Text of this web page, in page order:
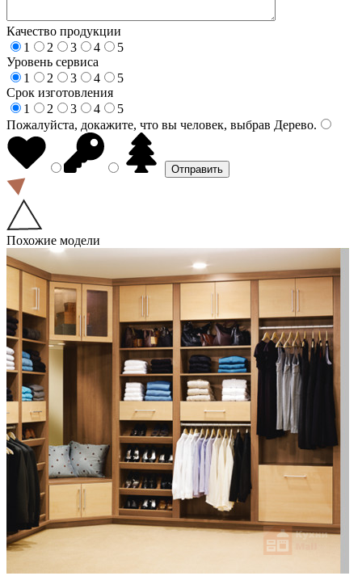
Качество продукции
1
2 3 4
5
Уровень сервиса
1
2 3 4
5
Срок изготовления
1
2 3 4
5
Пожалуйста, докажите, что вы человек, выбрав Дерево.
Похожие модели